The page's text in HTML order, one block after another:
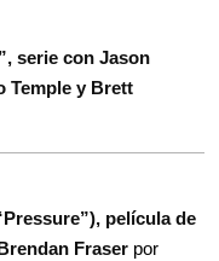
serie con Jason
Temple y Brett
película de
Fraser por